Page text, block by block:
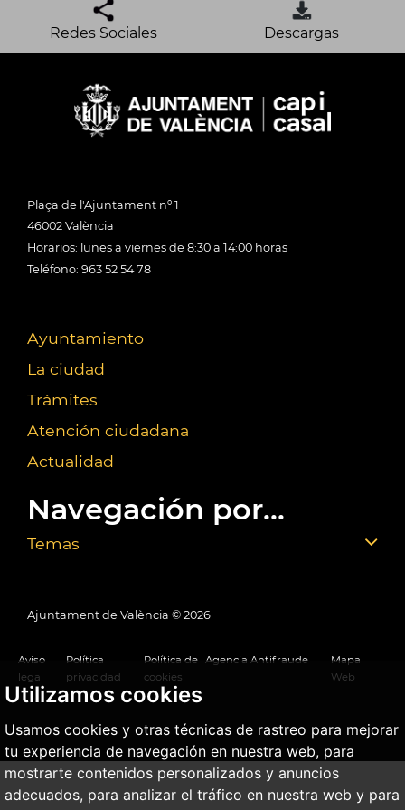
Utilizamos cookies
Usamos cookies y otras técnicas de rastreo para mejorar
tu experiencia de navegación en nuestra web, para
mostrarte contenidos personalizados y anuncios
adecuados, para analizar el tráfico en nuestra web y para
Redes Sociales Descargas
Plaça de l'Ajuntament nº 1
46002 València
Horarios: lunes a viernes de 8:30 a 14:00 horas
Teléfono: 963 52 54 78
Ayuntamiento
La ciudad
Trámites
Atención ciudadana
Actualidad
Navegación por...
Temas
Ajuntament de València © 2026
Aviso
legal
Política
privacidad
Política de
cookies
Agencia Antifraude
Mapa
Web